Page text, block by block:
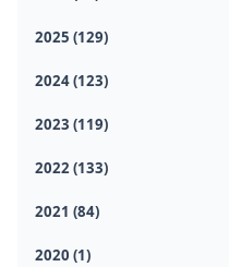
2025 (129)
2024 (123)
2023 (119)
2022 (133)
2021 (84)
2020 (1)